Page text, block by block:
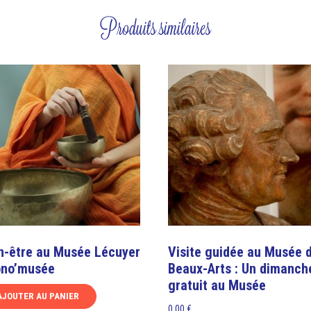
Produits similaires
être au Musée Lécuyer
AU PANIER
Visite guidée au Musée
Beaux-Arts : Un
gratuit au Musée